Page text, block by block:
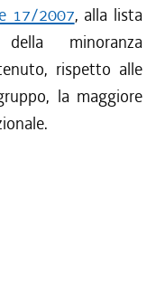
17/2007, alla lista
della minoranza
rispetto alle
la maggiore